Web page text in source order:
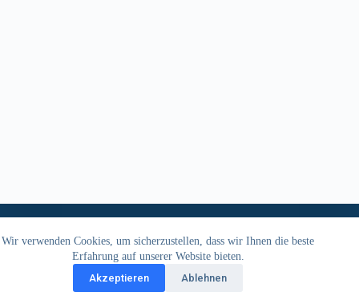
Wir verwenden Cookies, um sicherzustellen, dass wir Ihnen die beste
Erfahrung auf unserer Website bieten.
Akzeptieren
Ablehnen
Impressum Datenschutzerklärung Kontakt
Copyright © 2026 - BAUKLIMATIK Dresden